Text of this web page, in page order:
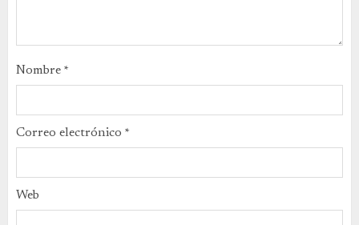
Nombre *
Correo electrónico *
Web